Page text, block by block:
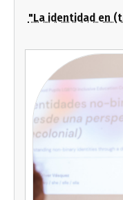
"La identidad en